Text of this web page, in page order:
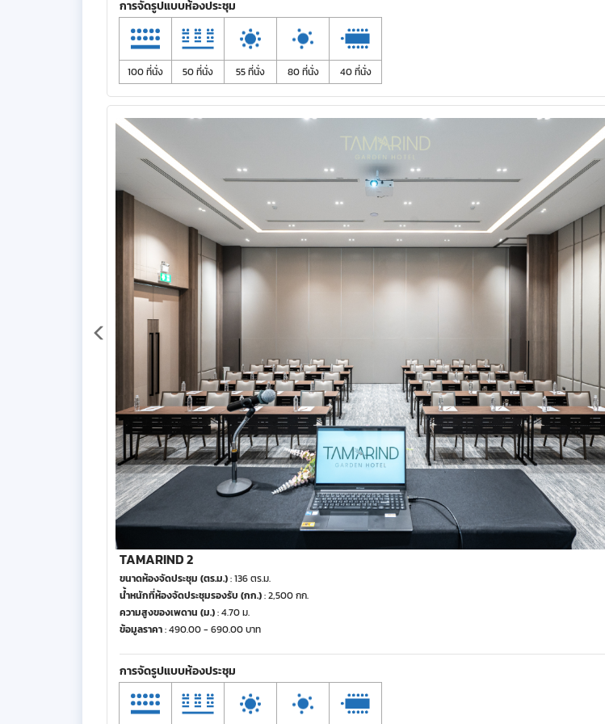
การจัดรูปแบบห้องประชุม
100 ที่นั่ง 50 ที่นั่ง 55 ที่นั่ง 80 ที่นั่ง 40 ที่นั่ง
TAMARIND 2
ขนาดห้องจัดประชุม (ตร.ม.): 136 ตร.ม.
น้ำหนักที่ห้องจัดประชุมรองรับ (กก.): 2,500 กก.
ความสูงของเพดาน (ม.): 4.70 ม.
ข้อมูลราคา: 490.00 - 690.00 บาท
การจัดรูปแบบห้องประชุม